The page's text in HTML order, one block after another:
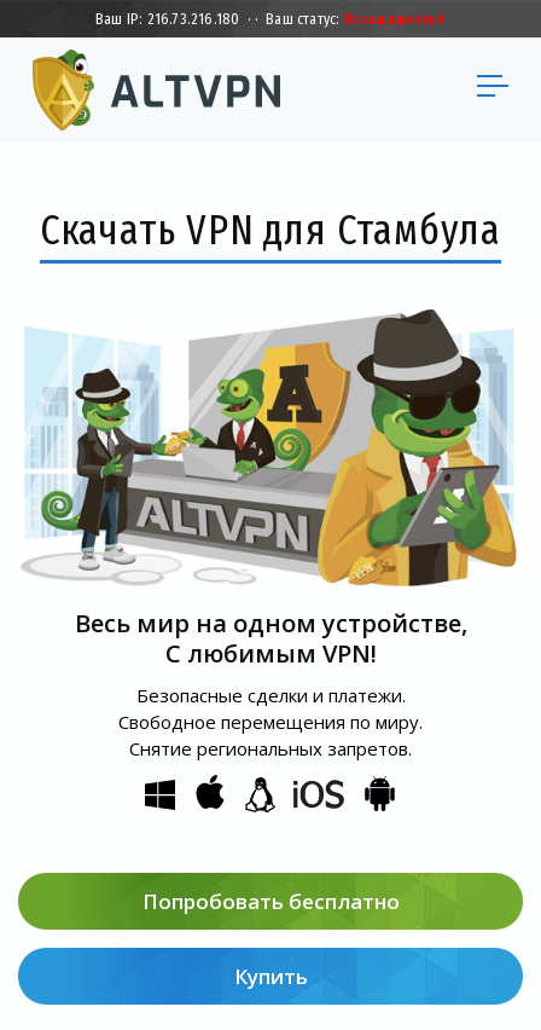
Ваш IP: 216.73.216.180 · · Ваш статус: Незащищенный
Скачать VPN для Стамбула
Весь мир на одном устройстве,
С любимым VPN!
Безопасные сделки и платежи.
Свободное перемещения по миру.
Снятие региональных запретов.
Попробовать бесплатно
Купить